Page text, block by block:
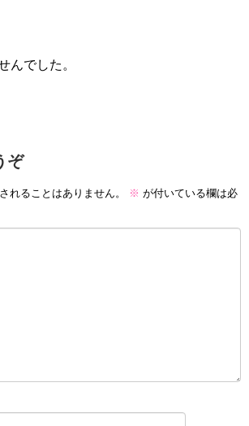
んでした。
ぞ
れることはありません。 ※ が付いている欄は必